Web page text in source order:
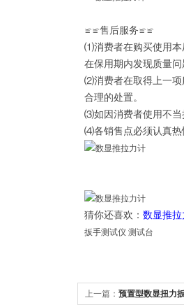
≌≌售后服务≌≌
⑴消费者在购买使用本
在保用期内发现质量
⑵消费者在取得上一项
合理的处置。
⑶如因消费者使用不当
⑷各销售点必须认真热
猜你还喜欢： 数显推拉
扳手测试仪 测试台
上一篇： 预置型数显扭力